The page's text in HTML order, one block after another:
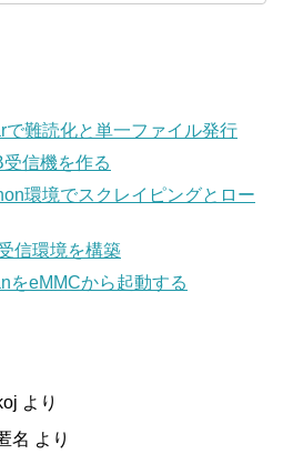
難読化と単一ファイル発行
信機を作る
環境でスクレイピングとロー
信環境を構築
をeMMCから起動する
より
名 より